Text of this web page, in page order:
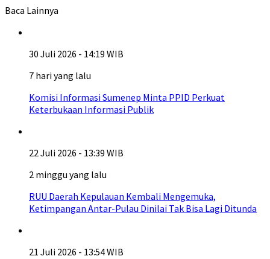
Baca Lainnya
30 Juli 2026 - 14:19 WIB
7 hari yang lalu
Komisi Informasi Sumenep Minta PPID Perkuat
Keterbukaan Informasi Publik
22 Juli 2026 - 13:39 WIB
2 minggu yang lalu
RUU Daerah Kepulauan Kembali Mengemuka,
Ketimpangan Antar-Pulau Dinilai Tak Bisa Lagi Ditunda
21 Juli 2026 - 13:54 WIB